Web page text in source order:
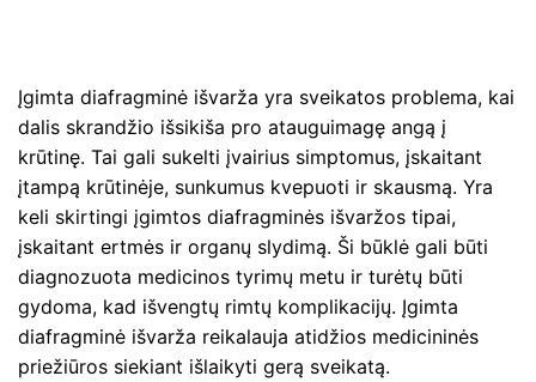
Įgimta diafragminė išvarža yra sveikatos problema, kai
dalis skrandžio išsikiša pro atauguimagę angą į
krūtinę. Tai gali sukelti įvairius simptomus, įskaitant
įtampą krūtinėje, sunkumus kvepuoti ir skausmą. Yra
keli skirtingi įgimtos diafragminės išvaržos tipai,
įskaitant ertmės ir organų slydimą. Ši būklė gali būti
diagnozuota medicinos tyrimų metu ir turėtų būti
gydoma, kad išvengtų rimtų komplikacijų. Įgimta
diafragminė išvarža reikalauja atidžios medicininės
priežiūros siekiant išlaikyti gerą sveikatą.